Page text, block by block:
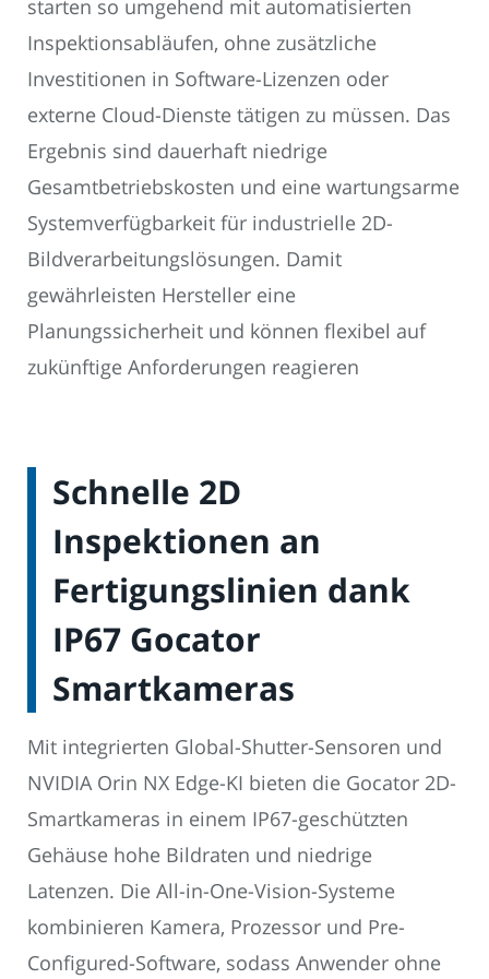
starten so umgehend mit automatisierten
Inspektionsabläufen, ohne zusätzliche
Investitionen in Software-Lizenzen oder
externe Cloud-Dienste tätigen zu müssen. Das
Ergebnis sind dauerhaft niedrige
Gesamtbetriebskosten und eine wartungsarme
Systemverfügbarkeit für industrielle 2D-
Bildverarbeitungslösungen. Damit
gewährleisten Hersteller eine
Planungssicherheit und können flexibel auf
zukünftige Anforderungen reagieren
Schnelle 2D
Inspektionen an
Fertigungslinien dank
IP67 Gocator
Smartkameras
Mit integrierten Global-Shutter-Sensoren und
NVIDIA Orin NX Edge-KI bieten die Gocator 2D-
Smartkameras in einem IP67-geschützten
Gehäuse hohe Bildraten und niedrige
Latenzen. Die All-in-One-Vision-Systeme
kombinieren Kamera, Prozessor und Pre-
Configured-Software, sodass Anwender ohne